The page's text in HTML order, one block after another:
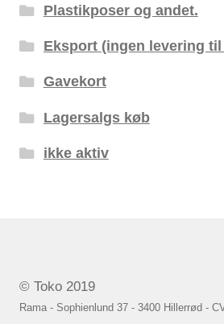
Plastikposer og andet.
Eksport (ingen levering til
Gavekort
Lagersalgs køb
ikke aktiv
© Toko 2019
Rama - Sophienlund 37 - 3400 Hillerrød -